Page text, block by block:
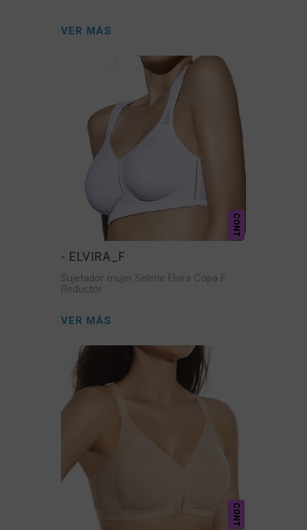
VER MÁS
CONT
- ELVIRA_F
Sujetador mujer Selene Elvira Copa F
Reductor
VER MÁS
CONT